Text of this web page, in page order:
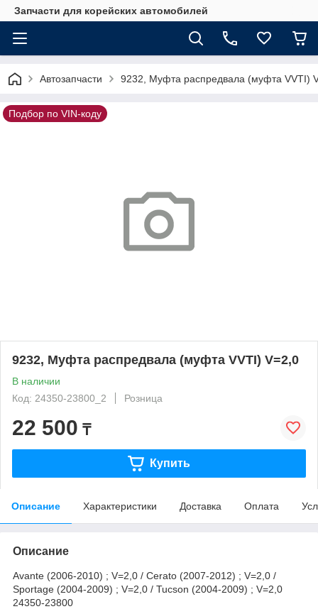
Запчасти для корейских автомобилей
Автозапчасти 9232, Муфта распредвала (муфта VVTI)
Подбор по VIN-коду
9232, Муфта распредвала (муфта VVTI) V=2,0
В наличии
Код: 24350-23800_2
Розница
22 500 ₸
Купить
Описание Характеристики Доставка Оплата
Описание
Avante (2006-2010) ; V=2,0 / Cerato (2007-2012) ; V=2,0 /
Sportage (2004-2009) ; V=2,0 / Tucson (2004-2009) ; V=2,0
24350-23800